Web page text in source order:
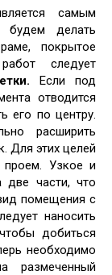
самым
будем делать
покрытое
следует
Если под
отводится
его по центру.
расширить
Для этих целей
проем. Узкое и
две части, что
помещения с
наносить
добиться
необходимо
размеченный